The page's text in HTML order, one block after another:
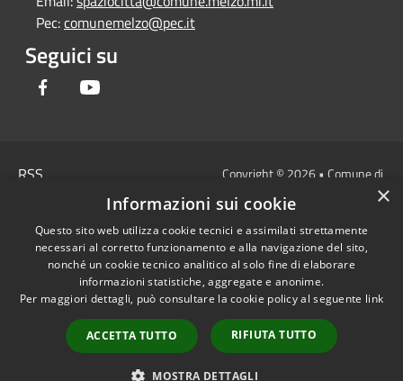
Pec:comunemelzo@pec.it
Seguici su
Facebook
RSS
Cookie
Mappa del sito
Area Interna
Dichiarazione di
accessibilità e/o
segnalazioni di non
Copyright © 2026 • Comune di
Melzo - Città Metropolitana di
Milano • Powered by
Municipium•Accesso
redazione
×
Informazioni sui cookie
Questo sito web utilizza cookie tecnici e assimilati strettamente
necessari al corretto funzionamento e alla navigazione del sito,
nonché un cookie tecnico analitico al solo fine di elaborare
informazioni statistiche, aggregate e anonime.
Per maggiori dettagli, può consultare la cookie policy al seguente link
ACCETTA TUTTO RIFIUTA TUTTO
MOSTRA DETTAGLI